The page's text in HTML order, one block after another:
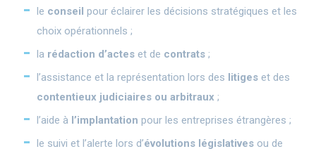
le conseil pour éclairer les décisions stratégiques et les
choix opérationnels ;
la rédaction d’actes et de contrats ;
l’assistance et la représentation lors des litiges et des
contentieux judiciaires ou arbitraux ;
l’aide à l’implantation pour les entreprises étrangères ;
le suivi et l’alerte lors d’évolutions législatives ou de